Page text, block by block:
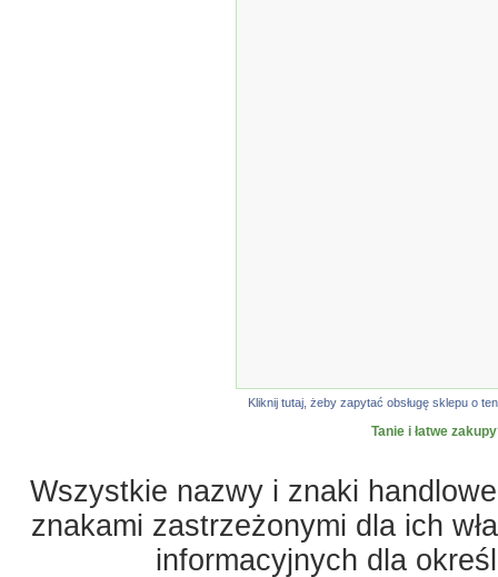
Kliknij tutaj, żeby zapytać obsługę sklepu o
Tanie i łatwe
Wszystkie nazwy i znaki
znakami zastrzeżonymi dla ich
informacyjnych dla